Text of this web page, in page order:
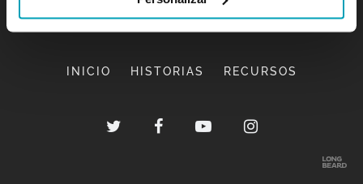
INICIO HISTORIAS RECURSOS